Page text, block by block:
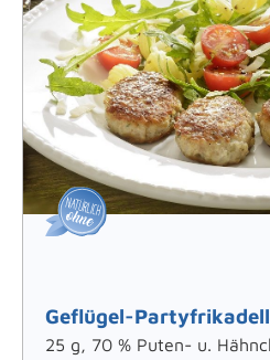
Geflügel-
25 g, 70 % Puten- u.